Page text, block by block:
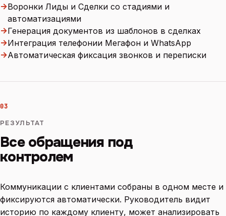
→Воронки Лиды и Сделки со стадиями и
автоматизациями
→Генерация документов из шаблонов в сделках
→Интеграция телефонии Мегафон и WhatsApp
→Автоматическая фиксация звонков и переписки
03
РЕЗУЛЬТАТ
Все обращения под
контролем
Коммуникации с клиентами собраны в одном месте и
фиксируются автоматически. Руководитель видит
историю по каждому клиенту, может анализировать